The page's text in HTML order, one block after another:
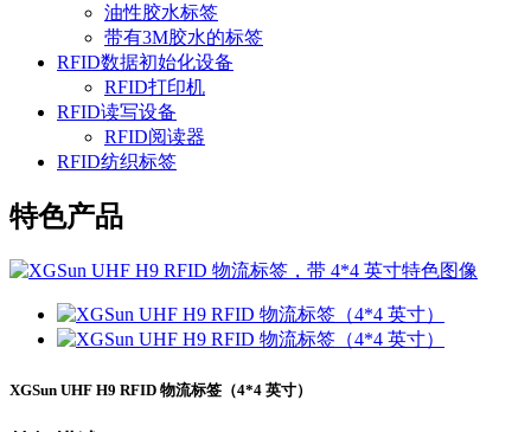
油性胶水标签
带有3M胶水的标签
RFID数据初始化设备
RFID打印机
RFID读写设备
RFID阅读器
RFID纺织标签
特色产品
XGSun UHF H9 RFID 物流标签（4*4 英寸）